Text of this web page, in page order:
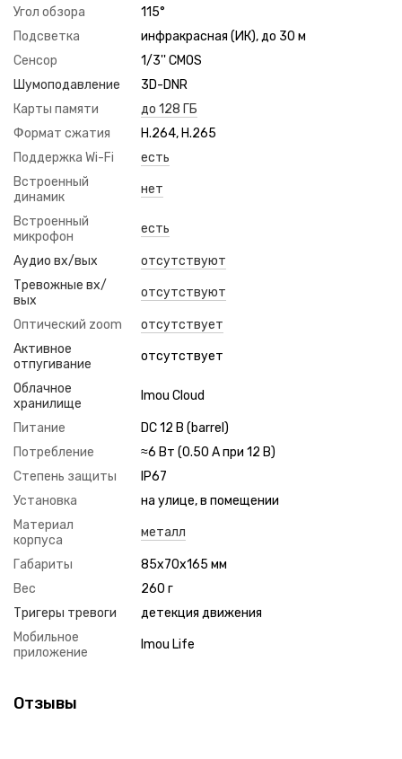
Угол обзора
115°
Подсветка
инфракрасная (ИК), до 30 м
Сенсор
1/3'' CMOS
Шумоподавление
3D-DNR
Карты памяти
до 128 ГБ
Формат сжатия
H.264, H.265
Поддержка Wi-Fi
есть
Встроенный
динамик
нет
Встроенный
микрофон
есть
Аудио вх/вых
отсутствуют
Тревожные вх/
вых
отсутствуют
Оптический zoom
отсутствует
Активное
отпугивание
отсутствует
Облачное
хранилище
Imou Cloud
Питание
DC 12 В (barrel)
Потребление
≈6 Вт (0.50 А при 12 В)
Степень защиты
IP67
Установка
на улице, в помещении
Материал
корпуса
металл
Габариты
85x70x165 мм
Вес
260 г
Тригеры тревоги
детекция движения
Мобильное
приложение
Imou Life
Отзывы